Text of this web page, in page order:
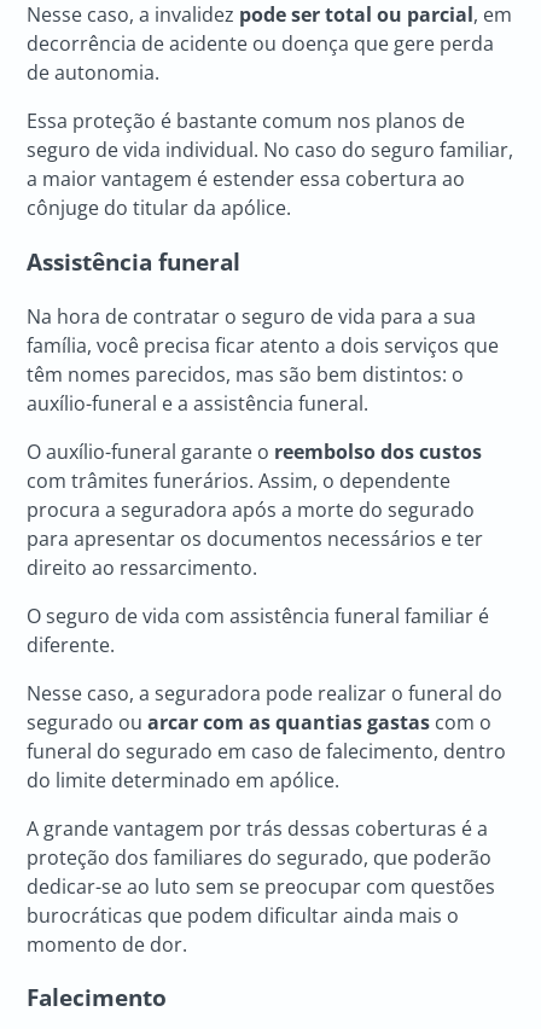
Nesse caso, a invalidez pode ser total ou parcial, em
decorrência de acidente ou doença que gere perda
de autonomia.
Essa proteção é bastante comum nos planos de
seguro de vida individual. No caso do seguro familiar,
a maior vantagem é estender essa cobertura ao
cônjuge do titular da apólice.
Assistência funeral
Na hora de contratar o seguro de vida para a sua
família, você precisa ficar atento a dois serviços que
têm nomes parecidos, mas são bem distintos: o
auxílio-funeral e a assistência funeral.
O auxílio-funeral garante o reembolso dos custos
com trâmites funerários. Assim, o dependente
procura a seguradora após a morte do segurado
para apresentar os documentos necessários e ter
direito ao ressarcimento.
O seguro de vida com assistência funeral familiar é
diferente.
Nesse caso, a seguradora pode realizar o funeral do
segurado ouarcar com as quantias gastas com o
funeral do segurado em caso de falecimento, dentro
do limite determinado em apólice.
A grande vantagem por trás dessas coberturas é a
proteção dos familiares do segurado, que poderão
dedicar-se ao luto sem se preocupar com questões
burocráticas que podem dificultar ainda mais o
momento de dor.
Falecimento